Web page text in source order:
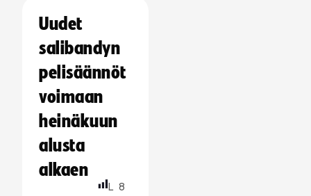
Uudet
salibandyn
pelisäännöt
voimaan
heinäkuun
alusta
alkaen
L 8